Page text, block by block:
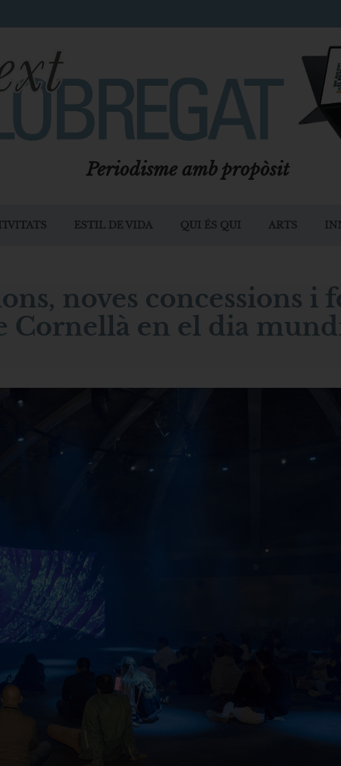
Periodisme amb propòsit
ESTIL DE VIDA QUI ÉS QUI ARTS
noves concessions i
Cornellà en el dia